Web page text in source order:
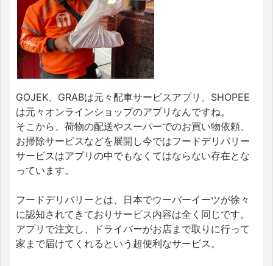
GOJEK、GRABは元々配車サービスアプリ、SHOPEE
は元々オンラインショップのアプリなんですね。
そこから、荷物の配送やスーパーでのお買い物依頼、
お掃除サービスなどを展開し今ではフードデリバリー
サービスはアプリの中でもなくてはならない存在とな
っています。
フードデリバリーとは、日本でウーバーイーツが徐々
に認知されてきておりサービス内容は全く同じです。
アプリで注文し、ドライバーがお店まで取りに行って
家まで届けてくれるという超便利なサービス。